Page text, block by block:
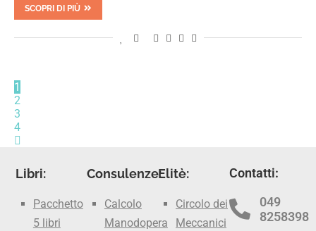
SCOPRI DI PIÙ
1
2
3
4
Libri:
Pacchetto
5 libri
Consulenze:
Calcolo
Manodopera
Elitè:
Circolo dei
Meccanici
Contatti:
049
8258398